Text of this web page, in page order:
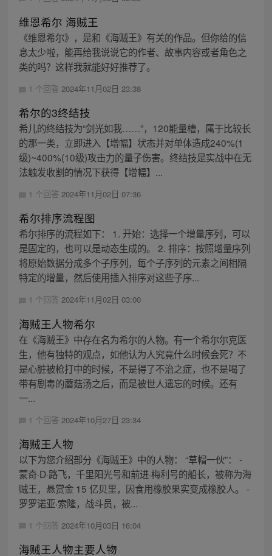
维恩希尔 海贼王
《维恩希尔》，是和《海贼王》有关的作品。但你给的信
息太少啦，能再给我说说它的作者、故事内容或者角色之
类的吗？这样我就能好好推荐了。
1 个回答 2024年11月02日 23:38
希尔的3终结技
希儿的终结技为“剑光如我……”，120能量槽，属于比较长
的那一类，立即进入【增幅】状态并对单体造成240%(1
级)~400%(10级)攻击力的量子伤害。终结技是实战中在无
法触发收割的情况下获得【增幅】...
1 个回答 2024年11月02日 07:36
希尔排序流程图
希尔排序的流程如下： 1. 开始：选择一个增量序列，可以
是固定的，也可以是动态生成的。 2. 排序：按照增量序列
将原始数据分成多个子序列，每个子序列的元素之间相隔
特定的增量，然后使用插入排序对这些子序...
1 个回答 2024年11月02日 03:00
海贼王人物希尔
在《海贼王》中存在名为希尔的人物。有一个希尔尔克医
生，他有独特的观点，如他认为人究竟什么时候会死？不
是心脏被枪打中的时候，不是得了不治之症，也不是喝了
带有剧毒的蘑菇汤之后，而是被世人遗忘的时候。还有
一...
1 个回答 2024年10月27日 23:34
海贼王人物
以下为您介绍部分《海贼王》中的人物： “草帽一伙”： -
蒙奇·D·路飞，千里阳光号和前进·梅利号的船长，被称为海
贼王，悬赏金 15 亿贝里，因食用橡胶果实变成橡胶人。 -
罗罗诺亚·索隆，战斗员，被...
1 个回答 2024年10月03日 16:04
海贼王人物主要人物